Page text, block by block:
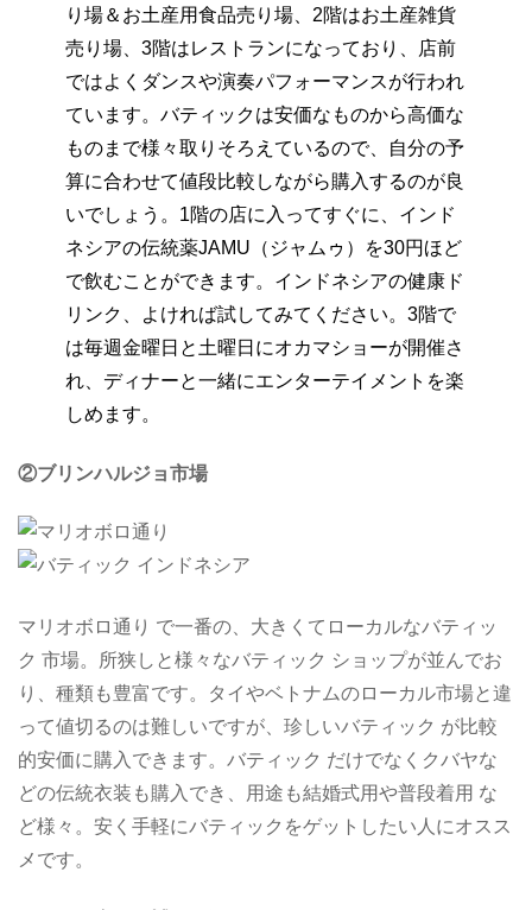
り場＆お土産用食品売り場、2階はお土産雑貨
売り場、3階はレストランになっており、店前
ではよくダンスや演奏パフォーマンスが行われ
ています。バティックは安価なものから高価な
ものまで様々取りそろえているので、自分の予
算に合わせて値段比較しながら購入するのが良
いでしょう。1階の店に入ってすぐに、インド
ネシアの伝統薬JAMU（ジャムゥ）を30円ほど
で飲むことができます。インドネシアの健康ド
リンク、よければ試してみてください。3階で
は毎週金曜日と土曜日にオカマショーが開催さ
れ、ディナーと一緒にエンターテイメントを楽
しめます。
②ブリンハルジョ市場
マリオボロ通り で一番の、大きくてローカルなバティッ
ク 市場。所狭しと様々なバティック ショップが並んでお
り、種類も豊富です。タイやベトナムのローカル市場と違
って値切るのは難しいですが、珍しいバティック が比較
的安価に購入できます。バティック だけでなくクバヤな
どの伝統衣装も購入でき、用途も結婚式用や普段着用 な
ど様々。安く手軽にバティックをゲットしたい人にオスス
メです。